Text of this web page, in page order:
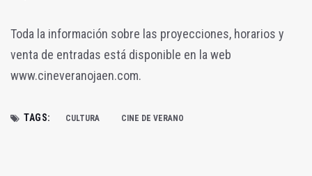
Toda la información sobre las proyecciones, horarios y
venta de entradas está disponible en la web
www.cineveranojaen.com.
TAGS: CULTURA CINE DE VERANO